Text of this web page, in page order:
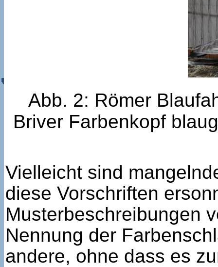
Abb. 2: Römer
Briver Farbenkopf
Vielleicht sind
diese Vorschriften
Musterbeschreibungen
Nennung der
andere, ohne dass es